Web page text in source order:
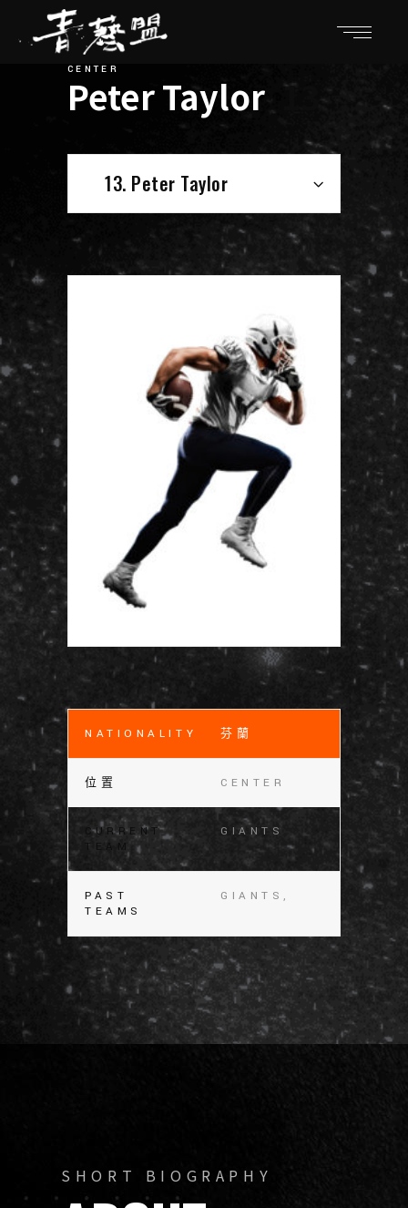
CENTER
13
Peter Taylor
13. Peter Taylor
NATIONALITY 芬蘭
位置 CENTER
CURRENT
TEAM
GIANTS
PAST
TEAMS
GIANTS,
SHORT BIOGRAPHY